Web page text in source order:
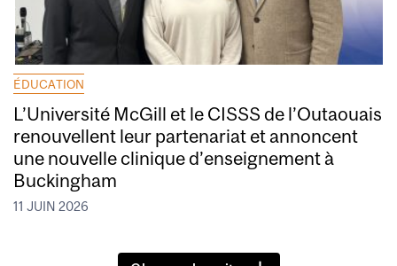
ÉDUCATION
L’Université McGill et le CISSS de l’Outaouais
renouvellent leur partenariat et annoncent
une nouvelle clinique d’enseignement à
Buckingham
11 JUIN 2026